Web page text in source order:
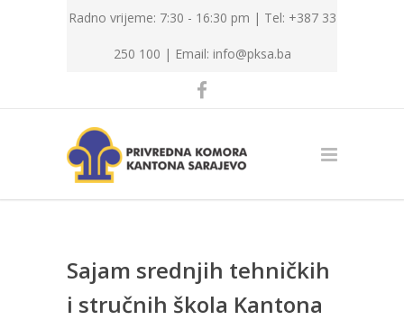
Radno vrijeme: 7:30 - 16:30 pm | Tel: +387 33
250 100 | Email: info@pksa.ba
Sajam srednjih tehničkih
i stručnih škola Kantona